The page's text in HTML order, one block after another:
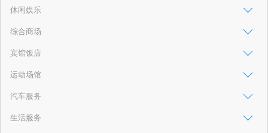
休闲娱乐
综合商场
宾馆饭店
运动场馆
汽车服务
生活服务